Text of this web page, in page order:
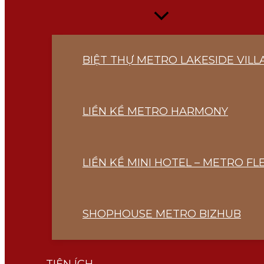
Menu
BIỆT THỰ METRO LAKESIDE
LIỀN KỀ METRO HARMONY
LIỀN KỀ MINI HOTEL – METRO
SHOPHOUSE METRO BIZHUB